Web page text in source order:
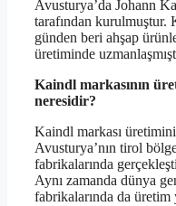
Avusturya’da Johann
tarafından kurulmuştur.
günden beri ahşap
üretiminde
Kaindl markasının
neresidir?
Kaindl markası üretimini
Avusturya’nın tirol
fabrikalarında
Aynı zamanda dünya
fabrikalarında da üretim